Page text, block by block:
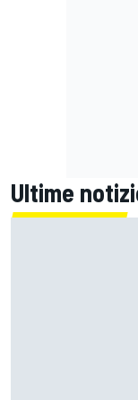
Ultime